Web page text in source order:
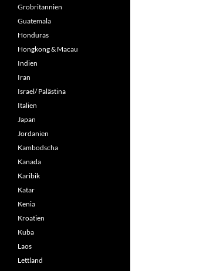
Grobritannien
Guatemala
Honduras
Hongkong & Macau
Indien
Iran
Israel/ Palästina
Italien
Japan
Jordanien
Kambodscha
Kanada
Karibik
Katar
Kenia
Kroatien
Kuba
Laos
Lettland